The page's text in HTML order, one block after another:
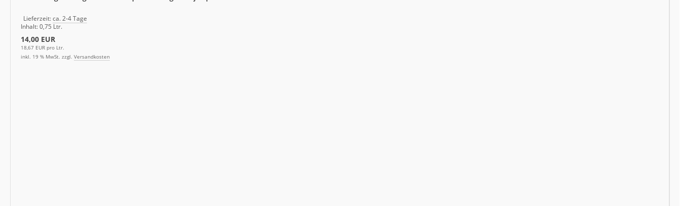
Lieferzeit:ca. 2-4 Tage
Inhalt: 0,75 Ltr.
14,00 EUR
18,67 EUR pro Ltr.
inkl. 19 % MwSt. zzgl. Versandkosten